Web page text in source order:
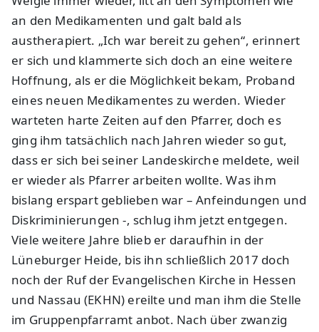
an den Medikamenten und galt bald als
austherapiert. „Ich war bereit zu gehen“, erinnert
er sich und klammerte sich doch an eine weitere
Hoffnung, als er die Möglichkeit bekam, Proband
eines neuen Medikamentes zu werden. Wieder
warteten harte Zeiten auf den Pfarrer, doch es
ging ihm tatsächlich nach Jahren wieder so gut,
dass er sich bei seiner Landeskirche meldete, weil
er wieder als Pfarrer arbeiten wollte. Was ihm
bislang erspart geblieben war – Anfeindungen und
Diskriminierungen -, schlug ihm jetzt entgegen.
Viele weitere Jahre blieb er daraufhin in der
Lüneburger Heide, bis ihn schließlich 2017 doch
noch der Ruf der Evangelischen Kirche in Hessen
und Nassau (EKHN) ereilte und man ihm die Stelle
im Gruppenpfarramt anbot. Nach über zwanzig